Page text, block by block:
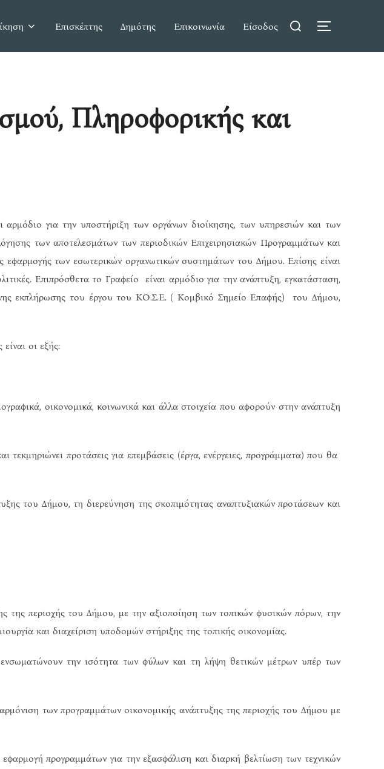
Επισκέπτης Δημότης Επικοινωνία Είσοδος
Search
TOGGLE
Πληροφορικής και
για την υποστήριξη των οργάνων διοίκησης, των υπηρεσιών και των
των αποτελεσμάτων των περιοδικών Επιχειρησιακών Προγραμμάτων και
των εσωτερικών οργανωτικών συστημάτων του Δήμου. Επίσης είναι
Επιπρόσθετα το Γραφείο είναι αρμόδιο για την ανάπτυξη, εγκατάσταση,
εκπλήρωσης του έργου του ΚΟ.Σ.Ε. ( Κομβικό Σημείο Επαφής) του Δήμου,
οι εξής:
οικονομικά, κοινωνικά και άλλα στοιχεία που αφορούν στην ανάπτυξη
προτάσεις για επεμβάσεις (έργα, ενέργειες, προγράμματα) που θα
του Δήμου, τη διερεύνηση της σκοπιμότητας αναπτυξιακών προτάσεων και
περιοχής του Δήμου, με την αξιοποίηση των τοπικών φυσικών πόρων, την
και διαχείριση υποδομών στήριξης της τοπικής οικονομίας.
την ισότητα των φύλων και τη λήψη θετικών μέτρων υπέρ των
των προγραμμάτων οικονομικής ανάπτυξης της περιοχής του Δήμου με
προγραμμάτων για την εξασφάλιση και διαρκή βελτίωση των τεχνικών